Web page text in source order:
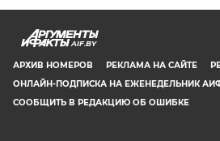
AIF.BY
АРХИВ НОМЕРОВ РЕКЛАМА НА САЙТЕ
ОНЛАЙН-ПОДПИСКА НА ЕЖЕНЕДЕЛЬНИК
СООБЩИТЬ В РЕДАКЦИЮ ОБ ОШИБКЕ